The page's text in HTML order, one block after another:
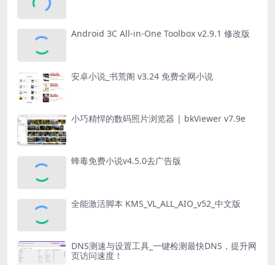
Android 3C All-in-One Toolbox v2.9.1 修改版
安卓小说_书荒阁 v3.24 免费全网小说
小巧精悍的数码照片浏览器 | bkViewer v7.9e
蜂毒免费小说v4.5.0去广告版
全能激活脚本 KMS_VL_ALL_AIO_v52_中文版
DNS测速与设置工具_一键检测最快DNS，提升网
页访问速度！